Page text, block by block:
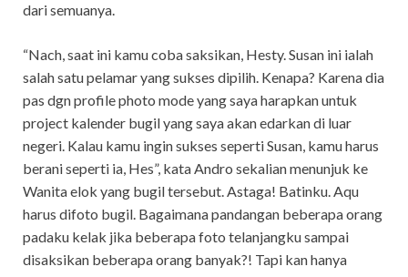
dari semuanya.
“Nach, saat ini kamu coba saksikan, Hesty. Susan ini ialah
salah satu pelamar yang sukses dipilih. Kenapa? Karena dia
pas dgn profile photo mode yang saya harapkan untuk
project kalender bugil yang saya akan edarkan di luar
negeri. Kalau kamu ingin sukses seperti Susan, kamu harus
berani seperti ia, Hes”, kata Andro sekalian menunjuk ke
Wanita elok yang bugil tersebut. Astaga! Batinku. Aqu
harus difoto bugil. Bagaimana pandangan beberapa orang
padaku kelak jika beberapa foto telanjangku sampai
disaksikan beberapa orang banyak?! Tapi kan hanya